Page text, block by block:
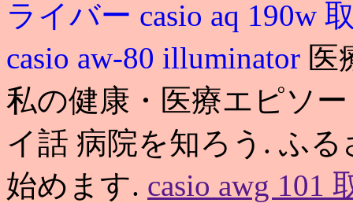
ライバー casio aq 190w
casio aw-80 illuminator 医
私の健康・医療エピソ
イ話 病院を知ろう. ふ
始めます. casio awg 101